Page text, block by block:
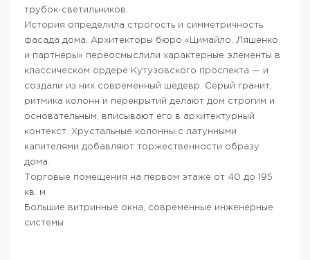
трубок-светильников.
История определила строгость и симметричность
фасада дома. Архитекторы бюро «Цимайло, Ляшенко
и партнеры» переосмыслили характерные элементы в
классическом ордере Кутузовского проспекта — и
создали из них современный шедевр. Серый гранит,
ритмика колонн и перекрытий делают дом строгим и
основательным, вписывают его в архитектурный
контекст. Хрустальные колонны с латунными
капителями добавляют торжественности образу
дома.
Торговые помещения на первом этаже от 40 до 195
кв. м
Большие витринные окна, современные инженерные
системы